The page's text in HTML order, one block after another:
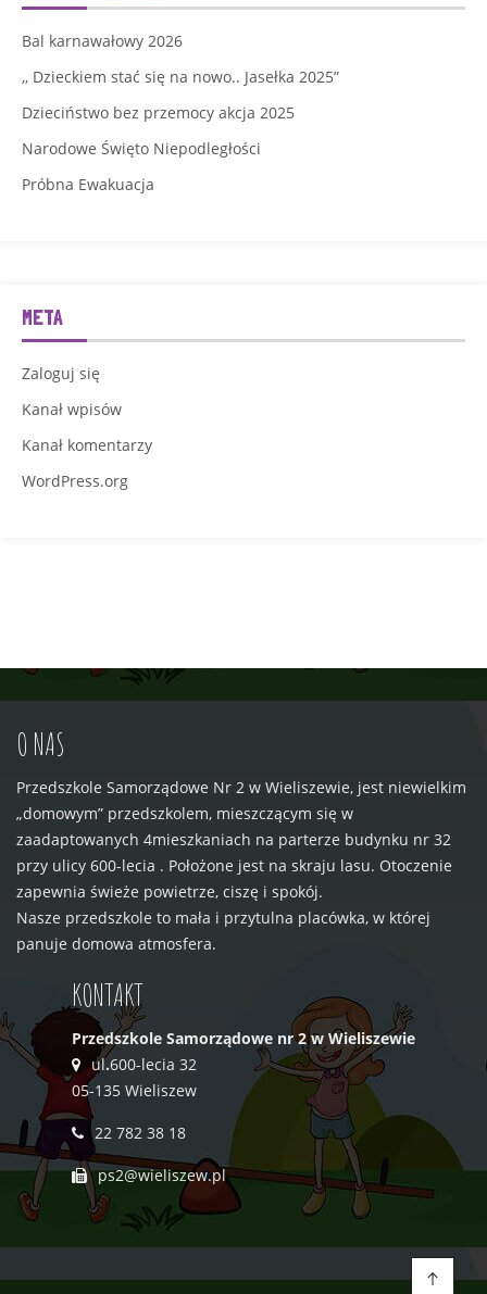
Bal karnawałowy 2026
,, Dzieckiem stać się na nowo.. Jasełka 2025”
Dzieciństwo bez przemocy akcja 2025
Narodowe Święto Niepodległości
Próbna Ewakuacja
META
Zaloguj się
Kanał wpisów
Kanał komentarzy
WordPress.org
O NAS
Przedszkole Samorządowe Nr 2 w Wieliszewie, jest niewielkim
„domowym” przedszkolem, mieszczącym się w
zaadaptowanych 4mieszkaniach na parterze budynku nr 32
przy ulicy 600-lecia . Położone jest na skraju lasu. Otoczenie
zapewnia świeże powietrze, ciszę i spokój.
Nasze przedszkole to mała i przytulna placówka, w której
panuje domowa atmosfera.
KONTAKT
Przedszkole Samorządowe nr 2 w Wieliszewie
ul.600-lecia 32
05-135 Wieliszew
22 782 38 18
ps2@wieliszew.pl